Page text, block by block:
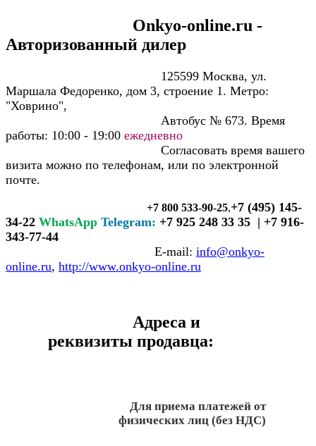
Onkyo-online.ru -
Авторизованный дилер
125599 Москва, ул.
Маршала Федоренко, дом 3, строение 1. Метро:
"Ховрино",
Автобус № 673. Время
работы: 10:00 - 19:00 ежедневно
Согласовать время вашего
визита можно по телефонам, или по электронной
почте.
+7 800 533-90-25,+7 (495) 145-
34-22 WhatsApp Telegram: +7 925 248 33 35 | +7 916-
343-77-44
E-mail: info@onkyo-
online.ru, http://www.onkyo-online.ru
Адреса и
реквизиты продавца:
Для приема платежей от
физических лиц (без НДС)